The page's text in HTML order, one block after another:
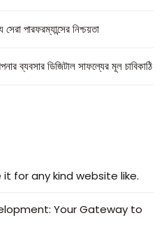
পারফরম্যান্সের নিশ্চয়তা
ব্যবসার ডিজিটাল সাফল্যের মূল চাবিকাঠি
it for any kind website like.
Your Gateway to